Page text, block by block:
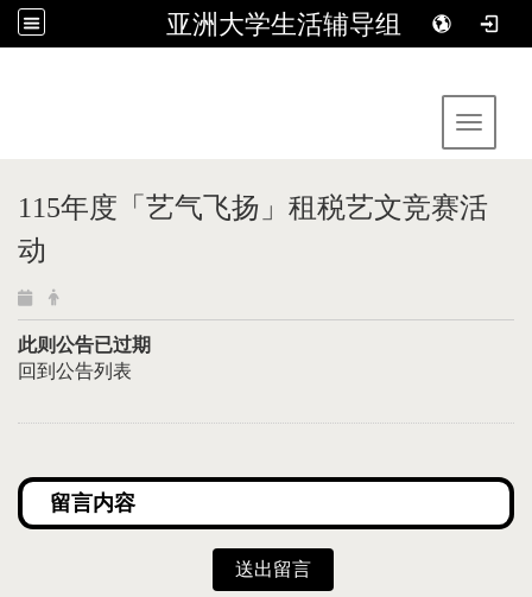
亚洲大学生活辅导组
Toggle
115年度「艺气飞扬」租税艺文竞赛活
动
此则公告已过期
回到公告列表
送出留言